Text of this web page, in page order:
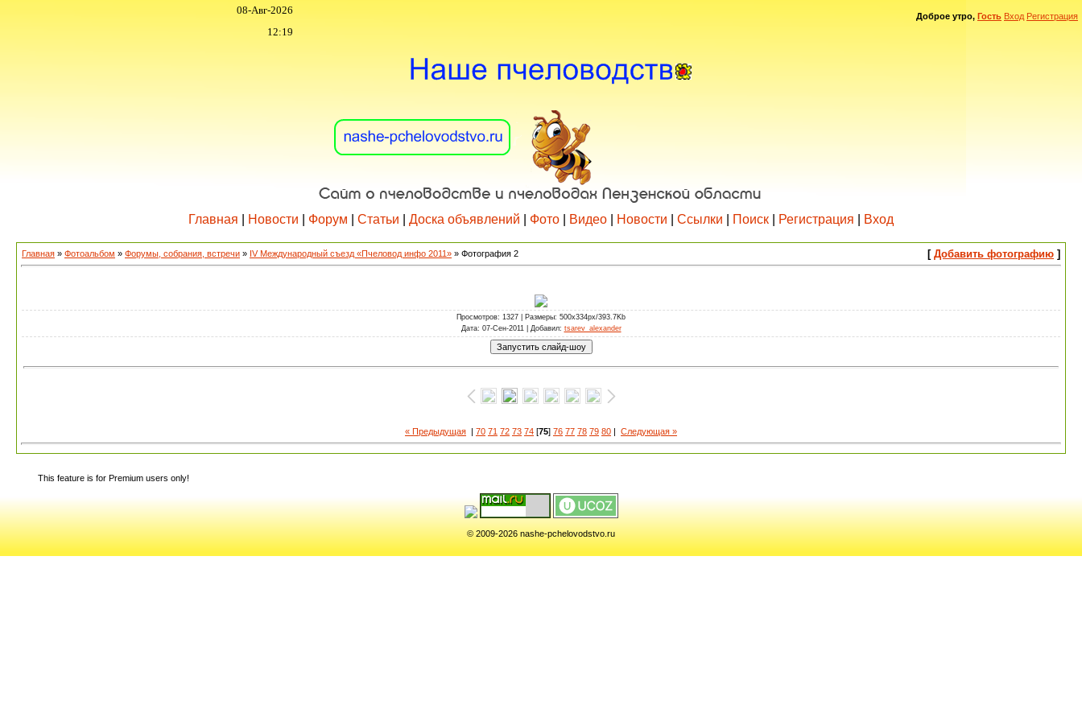
08-Авг-2026
12:19
Доброе утро, Гость Вход Регистрация
Главная Новости Форум Статьи Доска объявлений Фото Видео Новости Ссылки Поиск Регистрация Вход
Главная » Фотоальбом » Форумы, собрания, встречи » IV Международный съезд «Пчеловод инфо 2011» » Фотография 2 [ Добавить фотографию ]
Просмотров: 1327 | Размеры: 500x334px/393.7Kb
Дата: 07-Сен-2011 | Добавил: tsarev_alexander
« Предыдущая | 70 71 72 73 74 [75] 76 77 78 79 80 | Следующая »
This feature is for Premium users only!
© 2009-2026 nashe-pchelovodstvo.ru